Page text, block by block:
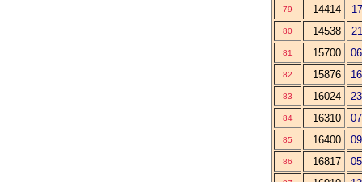
79 14414
80 14538
81 15700
82 15876
83 16024
84 16310
85 16400
86 16817